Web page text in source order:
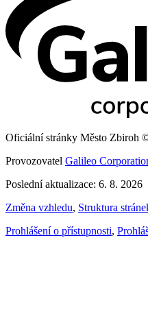
Oficiální stránky Město Zbiroh
Provozovatel Galileo
Poslední aktualizace: 6. 8. 2026
Změna vzhledu, Struktura
Prohlášení o přístupnosti,